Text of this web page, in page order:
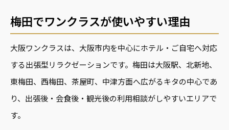
梅田でワンクラスが使いやすい理由
大阪ワンクラスは、大阪市内を中心にホテル・ご自宅へ対応
する出張型リラクゼーションです。梅田は大阪駅、北新地、
東梅田、西梅田、茶屋町、中津方面へ広がるキタの中心であ
り、出張後・会食後・観光後の利用相談がしやすいエリアで
す。